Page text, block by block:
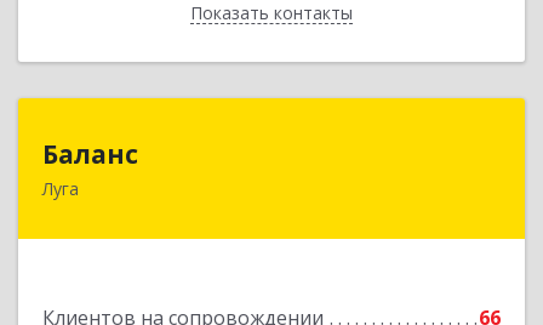
Показать контакты
Назад
Баланс
Луга
Клиентов на сопровождении 66
188230, Ленинградская обл, Луга г, Урицкого